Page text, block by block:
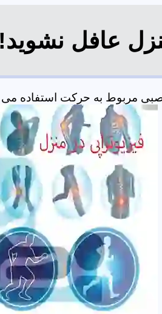
عافل نشوید!
مربوط به حرکت استفاده می